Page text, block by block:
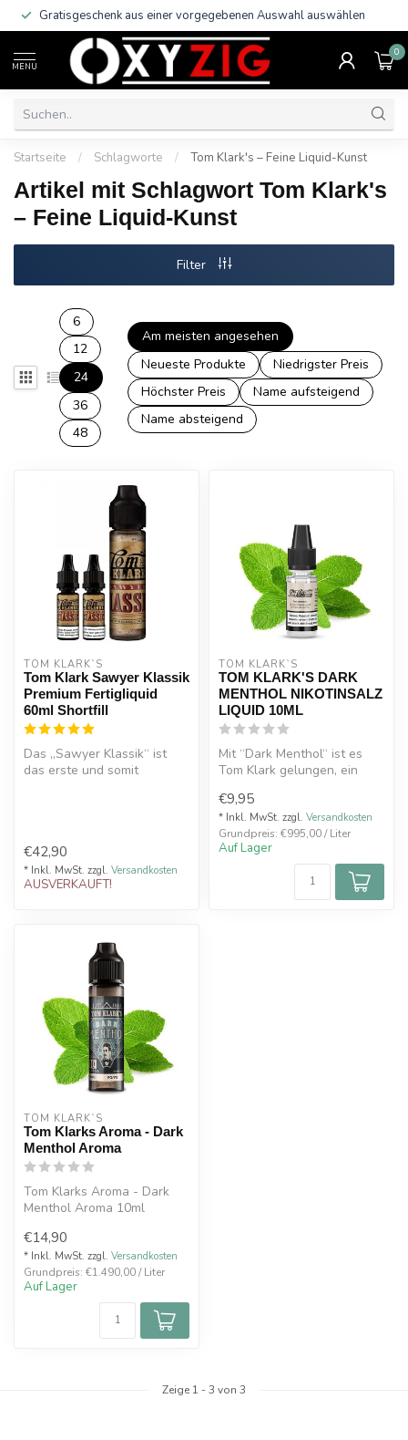
Gratisgeschenk aus einer vorgegebenen Auswahl auswählen
MENU
0
Startseite / Schlagworte / Tom Klark's – Feine Liquid-Kunst
Artikel mit Schlagwort Tom Klark's
– Feine Liquid-Kunst
Filter
6
12
24
36
48
Am meisten angesehen
Neueste Produkte
Niedrigster Preis
Höchster Preis
Name aufsteigend
Name absteigend
TOM KLARK`S
Tom Klark Sawyer Klassik
Premium Fertigliquid
60ml Shortfill
Das „Sawyer Klassik“ ist
das erste und somit
€42,90
* Inkl. MwSt. zzgl. Versandkosten
AUSVERKAUFT!
TOM KLARK`S
TOM KLARK'S DARK
MENTHOL NIKOTINSALZ
LIQUID 10ML
Mit “Dark Menthol“ ist es
Tom Klark gelungen, ein
Liqui...
€9,95
* Inkl. MwSt. zzgl. Versandkosten
Grundpreis: €995,00 / Liter
Auf Lager
TOM KLARK`S
Tom Klarks Aroma - Dark
Menthol Aroma
Tom Klarks Aroma - Dark
Menthol Aroma 10ml
€14,90
* Inkl. MwSt. zzgl. Versandkosten
Grundpreis: €1.490,00 / Liter
Auf Lager
Zeige 1 -3 von 3